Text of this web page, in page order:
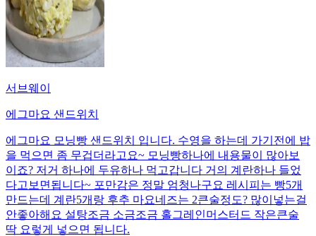
서브웨이
에그마요 샌드위치
에그마요 모닝빵 샌드위치 입니다. 수영을 하는데 가기전에 밥
을 먹으면 좀 무겁더라고요~ 모닝빵하나에 내용물이 많아보
이죠? 저거 하나에 두유하나 먹고갑니다 거의 계란하나 들었
다고보면됩니다~ 포만감은 정말 엄청나구요 레시피는 빵5개
만드는데 계란5개랑 후추 마요네즈는 2큰술정도? 많이넣는걸
안좋아해요 설탕조금 소금조금 홀그레인머스터드 작은큰술
딱 요렇게 넣으면 됩니다.